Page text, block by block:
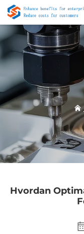
Om oss
Produkter
Nyheter
FAQ
Hvordan